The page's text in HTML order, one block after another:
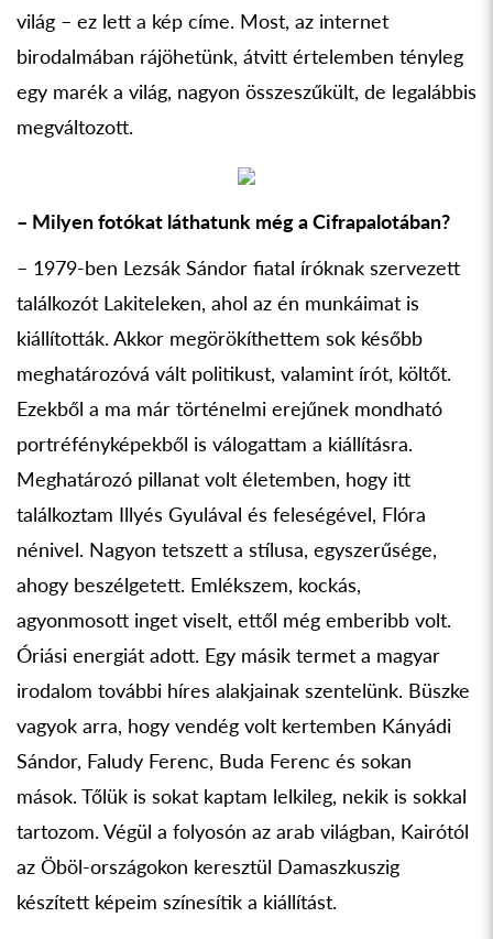
világ – ez lett a kép címe. Most, az internet
birodalmában rájöhetünk, átvitt értelemben tényleg
egy marék a világ, nagyon összeszűkült, de legalábbis
megváltozott.
– Milyen fotókat láthatunk még a Cifrapalotában?
– 1979-ben Lezsák Sándor fiatal íróknak szervezett
találkozót Lakiteleken, ahol az én munkáimat is
kiállították. Akkor megörökíthettem sok később
meghatározóvá vált politikust, valamint írót, költőt.
Ezekből a ma már történelmi erejűnek mondható
portréfényképekből is válogattam a kiállításra.
Meghatározó pillanat volt életemben, hogy itt
találkoztam Illyés Gyulával és feleségével, Flóra
nénivel. Nagyon tetszett a stílusa, egyszerűsége,
ahogy beszélgetett. Emlékszem, kockás,
agyonmosott inget viselt, ettől még emberibb volt.
Óriási energiát adott. Egy másik termet a magyar
irodalom további híres alakjainak szentelünk. Büszke
vagyok arra, hogy vendég volt kertemben Kányádi
Sándor, Faludy Ferenc, Buda Ferenc és sokan
mások. Tőlük is sokat kaptam lelkileg, nekik is sokkal
tartozom. Végül a folyosón az arab világban, Kairótól
az Öböl-­országokon keresztül Damaszkuszig
készített képeim színesítik a kiállítást.